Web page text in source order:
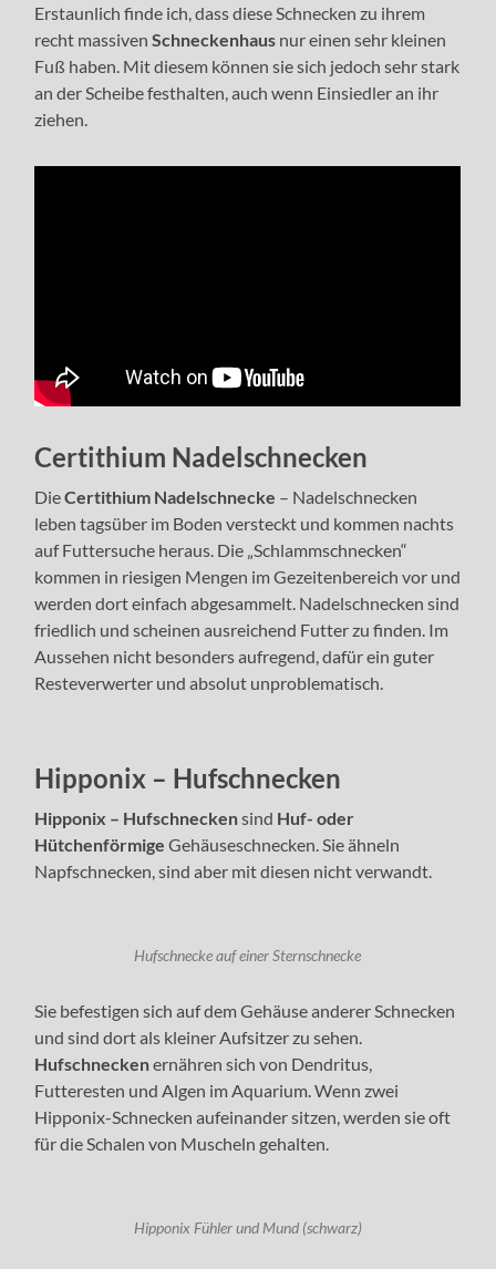
Erstaunlich finde ich, dass diese Schnecken zu ihrem
recht massiven Schneckenhaus nur einen sehr kleinen
Fuß haben. Mit diesem können sie sich jedoch sehr stark
an der Scheibe festhalten, auch wenn Einsiedler an ihr
ziehen.
Certithium Nadelschnecken
DieCertithium Nadelschnecke – Nadelschnecken
leben tagsüber im Boden versteckt und kommen nachts
auf Futtersuche heraus. Die „Schlammschnecken“
kommen in riesigen Mengen im Gezeitenbereich vor und
werden dort einfach abgesammelt. Nadelschnecken sind
friedlich und scheinen ausreichend Futter zu finden. Im
Aussehen nicht besonders aufregend, dafür ein guter
Resteverwerter und absolut unproblematisch.
Hipponix – Hufschnecken
Hipponix – Hufschneckensind Huf- oder
HütchenförmigeGehäuseschnecken. Sie ähneln
Napfschnecken, sind aber mit diesen nicht verwandt.
Hufschnecke auf einer Sternschnecke
Sie befestigen sich auf dem Gehäuse anderer Schnecken
und sind dort als kleiner Aufsitzer zu sehen.
Hufschneckenernähren sich von Dendritus,
Futteresten und Algen im Aquarium. Wenn zwei
Hipponix-Schnecken aufeinander sitzen, werden sie oft
für die Schalen von Muscheln gehalten.
Hipponix Fühler und Mund (schwarz)